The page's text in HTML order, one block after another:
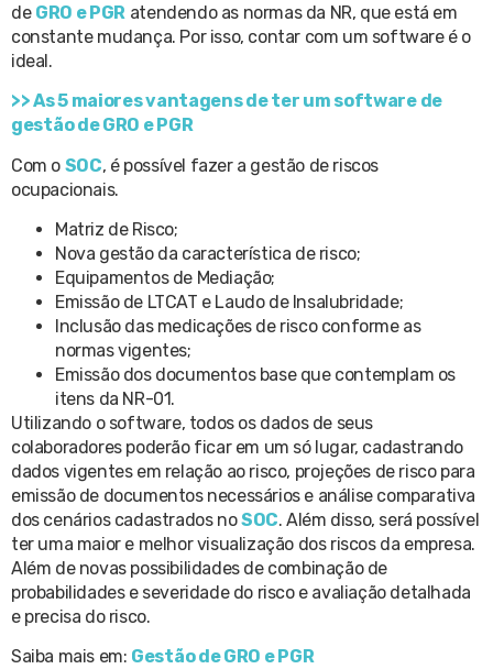
de GRO e PGR atendendo as normas da NR, que está em
constante mudança. Por isso, contar com um software é o
ideal.
>> As 5 maiores vantagens de ter um software de
gestão de GRO e PGR
Com o SOC, é possível fazer a gestão de riscos
ocupacionais.
Matriz de Risco;
Nova gestão da característica de risco;
Equipamentos de Mediação;
Emissão de LTCAT e Laudo de Insalubridade;
Inclusão das medicações de risco conforme as
normas vigentes;
Emissão dos documentos base que contemplam os
itens da NR-01.
Utilizando o software, todos os dados de seus
colaboradores poderão ficar em um só lugar, cadastrando
dados vigentes em relação ao risco, projeções de risco para
emissão de documentos necessários e análise comparativa
dos cenários cadastrados noSOC. Além disso, será possível
ter uma maior e melhor visualização dos riscos da empresa.
Além de novas possibilidades de combinação de
probabilidades e severidade do risco e avaliação detalhada
e precisa do risco.
Saiba mais em: Gestão de GRO e PGR